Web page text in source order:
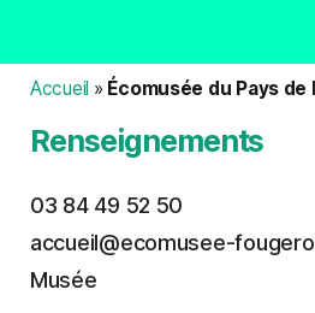
Accueil » Écomusée du Pays de
Renseignements
03 84 49 52 50
accueil@ecomusee-
Musée